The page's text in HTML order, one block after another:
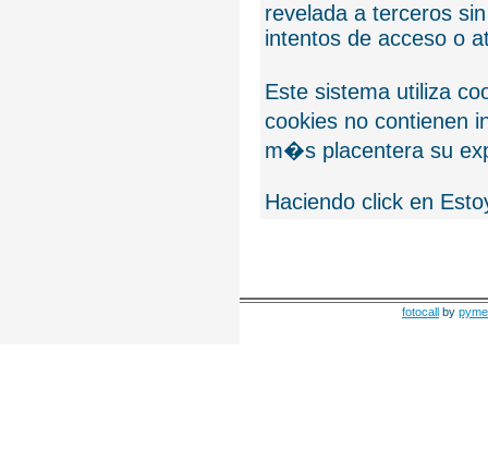
revelada a terceros
intentos de acceso o
Este sistema utiliza
cookies no contienen
m�s placentera su
Haciendo click en
fotocall by